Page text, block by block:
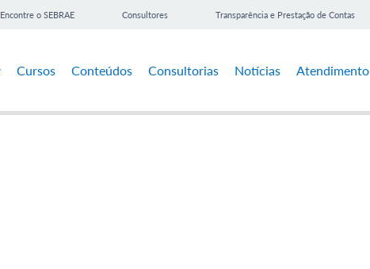
Encontre o SEBRAE Consultores Transparência e Prestação de Contas
Cursos Conteúdos Consultorias Notícias Atendimento